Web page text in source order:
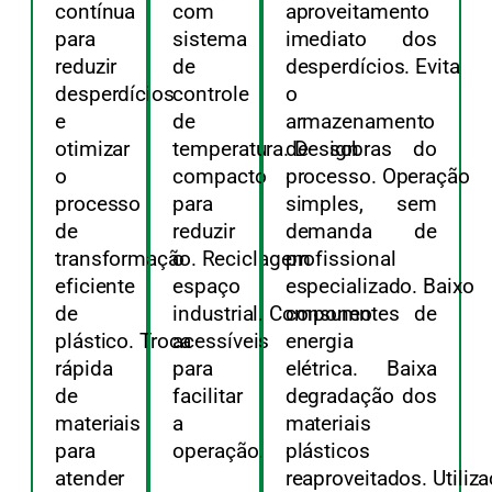
contínua
para
reduzir
desperdícios
e
otimizar
o
processo
de
transformação. Reciclagem
eficiente
de
plástico. Troca
rápida
de
materiais
para
atender
com
sistema
de
controle
de
temperatura. Design
compacto
para
reduzir
o
espaço
industrial. Componentes
acessíveis
para
facilitar
a
operação.
aproveitamento
imediato dos
desperdícios. Evita
o
armazenamento
de sobras do
processo. Operação
simples, sem
demanda de
profissional
especializado. Baixo
consumo de
energia
elétrica. Baixa
degradação dos
materiais
plásticos
reaproveitados.